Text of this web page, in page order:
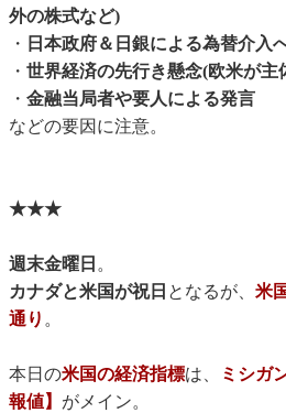
外の株式など)
・ 日本政府＆日銀による為替介入
・ 世界経済の先行き懸念(欧米が主
・ 金融当局者や要人による発言
などの要因に注意。
★★★
週末金曜日 。
カナダと米国が祝日 となるが、 米
通り 。
本日の米国の経済指標は、
ミシガ
報値】 がメイン。